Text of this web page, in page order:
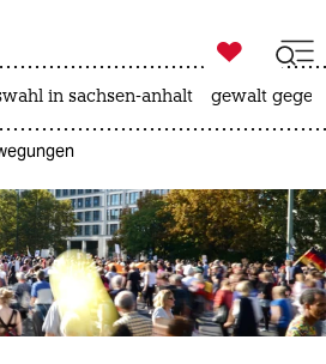
zahl ich
ich

taz zahl ich
in sachsen-anhalt gewalt